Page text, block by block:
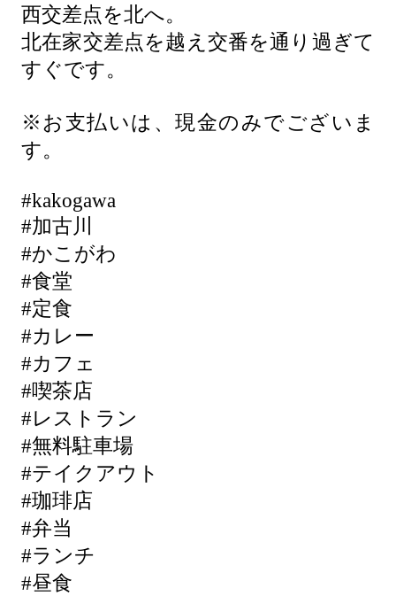
西交差点を北へ。
北在家交差点を越え交番を通り過ぎて
すぐです。
※お支払いは、現金のみでございま
す。
#kakogawa
#加古川
#かこがわ
#食堂
#定食
#カレー
#カフェ
#喫茶店
#レストラン
#無料駐車場
#テイクアウト
#珈琲店
#弁当
#ランチ
#昼食